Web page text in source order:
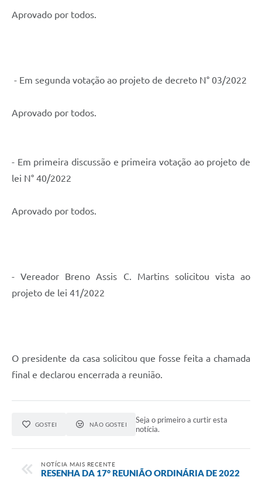
Aprovado por todos.
- Em segunda votação ao projeto de decreto N° 03/2022
Aprovado por todos.
- Em primeira discussão e primeira votação ao projeto de
lei N° 40/2022
Aprovado por todos.
- Vereador Breno Assis C. Martins solicitou vista ao
projeto de lei 41/2022
O presidente da casa solicitou que fosse feita a chamada
final e declarou encerrada a reunião.
GOSTEI NÃO GOSTEI
Seja o primeiro a curtir esta
notícia.
NOTÍCIA MAIS RECENTE
RESENHA DA 17° REUNIÃO ORDINÁRIA DE 2022